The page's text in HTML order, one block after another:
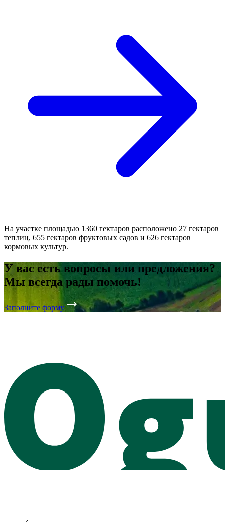
На участке площадью 1360 гектаров расположено 27 гектаров
теплиц, 655 гектаров фруктовых садов и 626 гектаров
кормовых культур.
У вас есть вопросы или предложения?
Мы всегда рады помочь!
Заполните форму